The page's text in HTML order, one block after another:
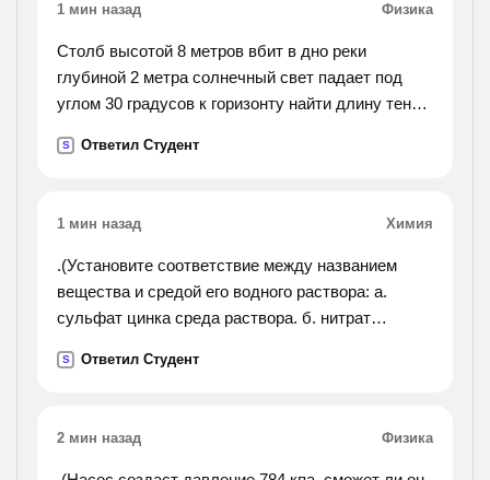
1 мин назад Физика
Столб высотой 8 метров вбит в дно реки
глубиной 2 метра солнечный свет падает под
углом 30 градусов к горизонту найти длину тени
S Ответил Студент
1 мин назад Химия
.(Установите соответствие между названием
вещества и средой его водного раствора: а.
сульфат цинка среда раствора. б. нитрат
2.нейтральная г. гидрофосфат натрия
S Ответил Студент
2 мин назад Физика